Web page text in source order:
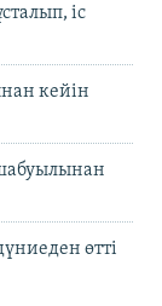
іс
кейін
өтті